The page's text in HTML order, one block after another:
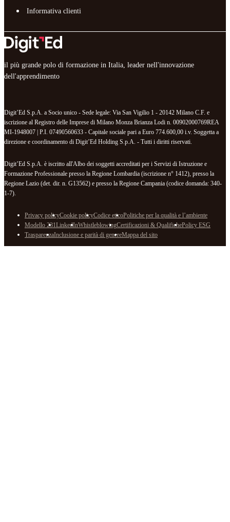
Informativa clienti
il più grande polo di formazione in Italia, leader nell'innovazione
dell'apprendimento
Digit’Ed S.p.A. a Socio unico - Sede legale: Via San Vigilio 1 - 20142 Milano C.F. e
iscrizione al Registro delle Imprese di Milano Monza Brianza Lodi n. 00902000769REA
MI-1948007 | P.I. 07490560633 - Capitale sociale pari a Euro 774.600,00 i.v. Soggetta a
direzione e coordinamento di Digit’Ed Holding S.p.A. - Tutti i diritti riservati.
Digit’Ed S.p.A. è iscritto all'Albo dei soggetti accreditati per i Servizi di Istruzione e
Formazione Professionale presso la Regione Lombardia (iscrizione n° 1412), presso la
Regione Lazio (det. dir. n. G13562) e presso la Regione Campania (codice domanda: 340-
1-7).
Privacy policyCookie policyCodice eticoPolitiche per la qualità e l’ambiente
Modello 231LinkedInWhistleblowingCertificazioni & QualifichePolicy ESG
TrasparenzaInclusione e parità di genereMappa del sito